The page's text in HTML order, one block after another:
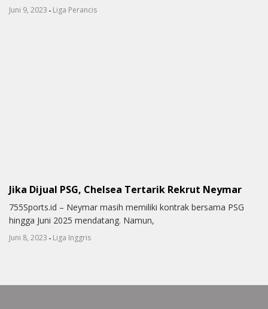
Juni 9, 2023 - Liga Perancis
Jika Dijual PSG, Chelsea Tertarik Rekrut Neymar
755Sports.id – Neymar masih memiliki kontrak bersama PSG
hingga Juni 2025 mendatang. Namun,
Juni 8, 2023 - Liga Inggris